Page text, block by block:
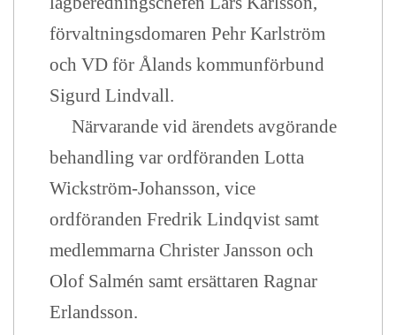
förvaltningsdomaren Pehr Karlström
och VD för Ålands kommunförbund
Sigurd Lindvall.
Närvarande vid ärendets avgörande
behandling var ordföranden Lotta
Wickström-Johansson, vice
ordföranden Fredrik Lindqvist samt
medlemmarna Christer Jansson och
Olof Salmén samt ersättaren Ragnar
Erlandsson.